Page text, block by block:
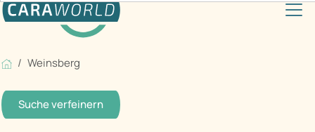
Weinsberg
Suche verfeinern